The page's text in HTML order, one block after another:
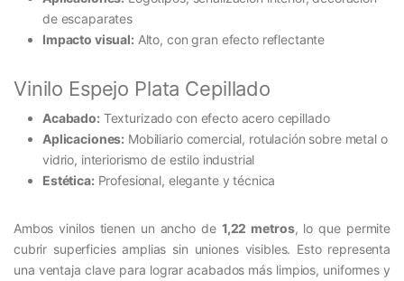
de escaparates
Impacto visual: Alto, con gran efecto reflectante
Vinilo Espejo Plata Cepillado
Acabado: Texturizado con efecto acero cepillado
Aplicaciones: Mobiliario comercial, rotulación sobre metal o
vidrio, interiorismo de estilo industrial
Estética: Profesional, elegante y técnica
Ambos vinilos tienen un ancho de 1,22 metros, lo que permite
cubrir superficies amplias sin uniones visibles. Esto representa
una ventaja clave para lograr acabados más limpios, uniformes y